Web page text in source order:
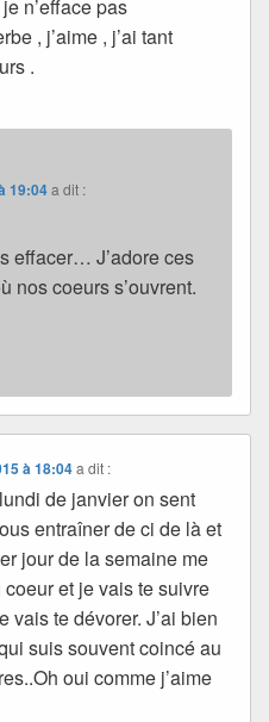
n’efface pas
, j’aime , j’ai tant
.
19:04a dit :
effacer… J’adore ces
nos coeurs s’ouvrent.
à 18:04 a dit :
de janvier on sent
entraîner de ci de là et
jour de la semaine me
et je vais te suivre
te dévorer. J’ai bien
suis souvent coincé au
oui comme j’aime